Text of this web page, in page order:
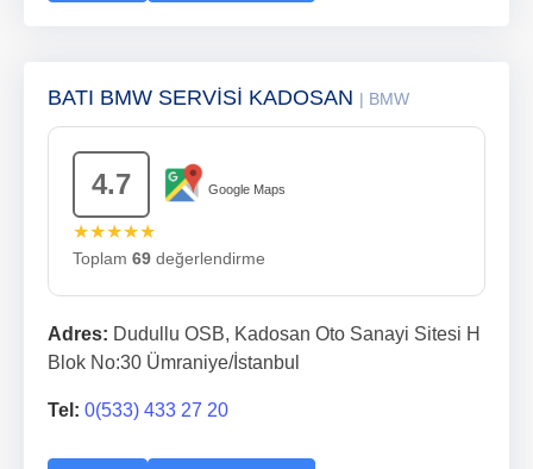
BATI BMW SERVİSİ KADOSAN | BMW
4.7 Google Maps
★★★★★
Toplam 69 değerlendirme
Adres: Dudullu OSB, Kadosan Oto Sanayi Sitesi H
Blok No:30 Ümraniye/İstanbul
Tel: 0(533) 433 27 20